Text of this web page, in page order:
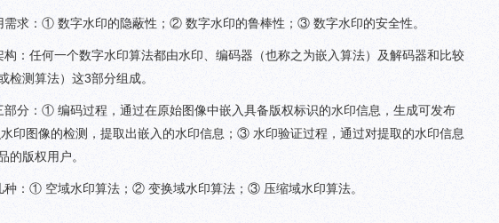
求：① 数字水印的隐蔽性；② 数字水印的鲁棒性；③ 数字水印的安全性。
：任何一个数字水印算法都由水印、编码器（也称之为嵌入算法）及解码器和比较
测算法）这3部分组成。
分：① 编码过程，通过在原始图像中嵌入具备版权标识的水印信息，生成可发布
印图像的检测，提取出嵌入的水印信息；③ 水印验证过程，通过对提取的水印信息
的版权用户。
种：① 空域水印算法；② 变换域水印算法；③ 压缩域水印算法。